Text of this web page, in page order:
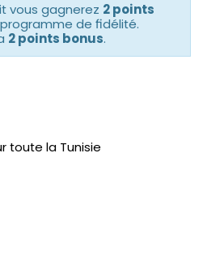
vous gagnerez 2 points
de fidélité.
2 points bonus.
toute la Tunisie